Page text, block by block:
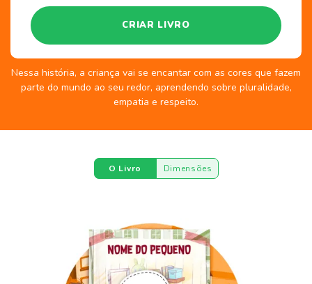
CRIAR LIVRO
Nessa história, a criança vai se encantar com as cores que fazem
parte do mundo ao seu redor, aprendendo sobre pluralidade,
empatia e respeito.
O Livro Dimensões